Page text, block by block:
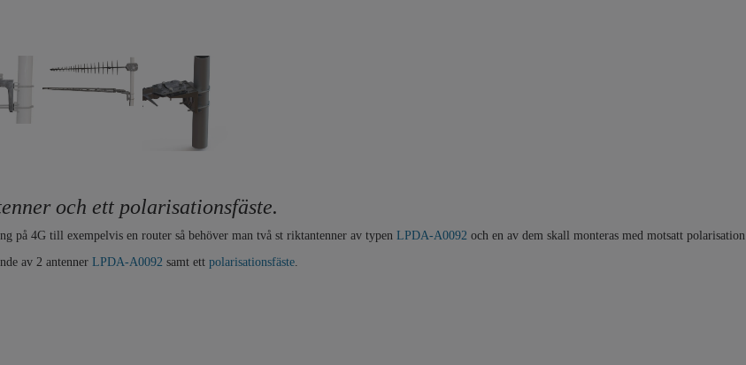
och ett polarisationsfäste.
på 4G till exempelvis en router så behöver man två st riktantenner av typen LPDA-A0092 och en av dem skall monteras med motsatt
av 2 antenner LPDA-A0092 samt ett polarisationsfäste